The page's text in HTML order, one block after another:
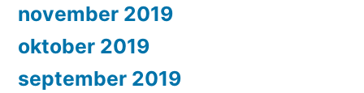
november 2019
oktober 2019
september 2019